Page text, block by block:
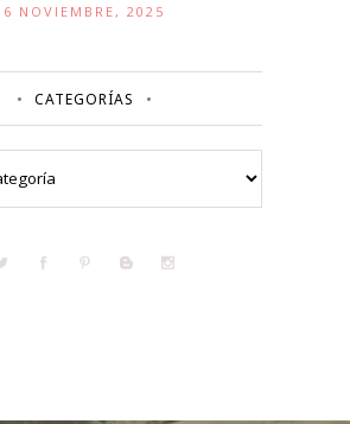
6 NOVIEMBRE, 2025
CATEGORÍAS